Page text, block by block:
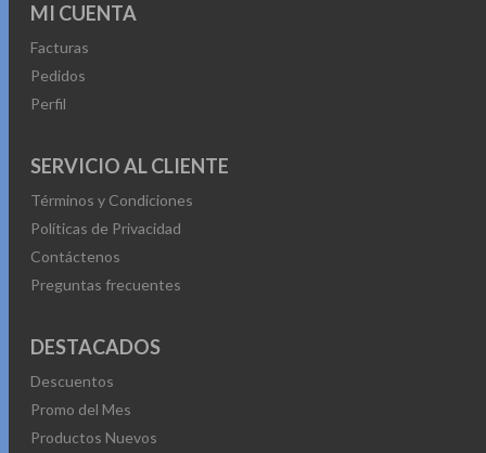
MI CUENTA
Facturas
Pedidos
Perfil
SERVICIO AL CLIENTE
Términos y Condiciones
Políticas de Privacidad
Contáctenos
Preguntas frecuentes
DESTACADOS
Descuentos
Promo del Mes
Productos Nuevos